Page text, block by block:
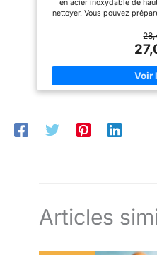
en acier inoxydable de
nettoyer. Vous pouvez
en 1, rouler et couper les
presser les pâtes en 7
morceaux en 2 largeurs
bouton d'épaisseur de la
et vous pouvez obtenir 7
différents, allant de 0,5 mm à
pratique avec notre
Parfait : Notre machine à
Articles